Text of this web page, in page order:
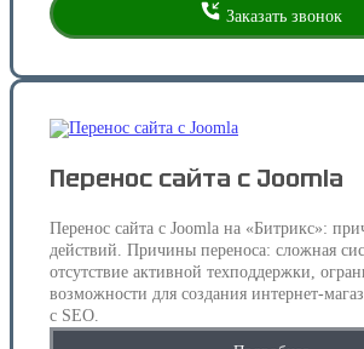
Заказать звонок
Перенос сайта с Joomla
Перенос сайта с Joomla на «Битрикс»:
действий. Причины переноса: сложная
отсутствие активной техподдержки,
возможности для создания интернет-
с SEO.